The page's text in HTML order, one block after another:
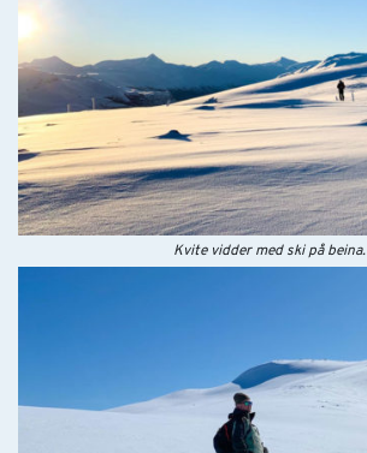
Kvite vidder med ski på beina.